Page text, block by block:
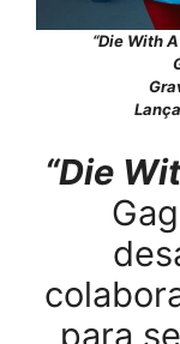
“Die With
“Die
para